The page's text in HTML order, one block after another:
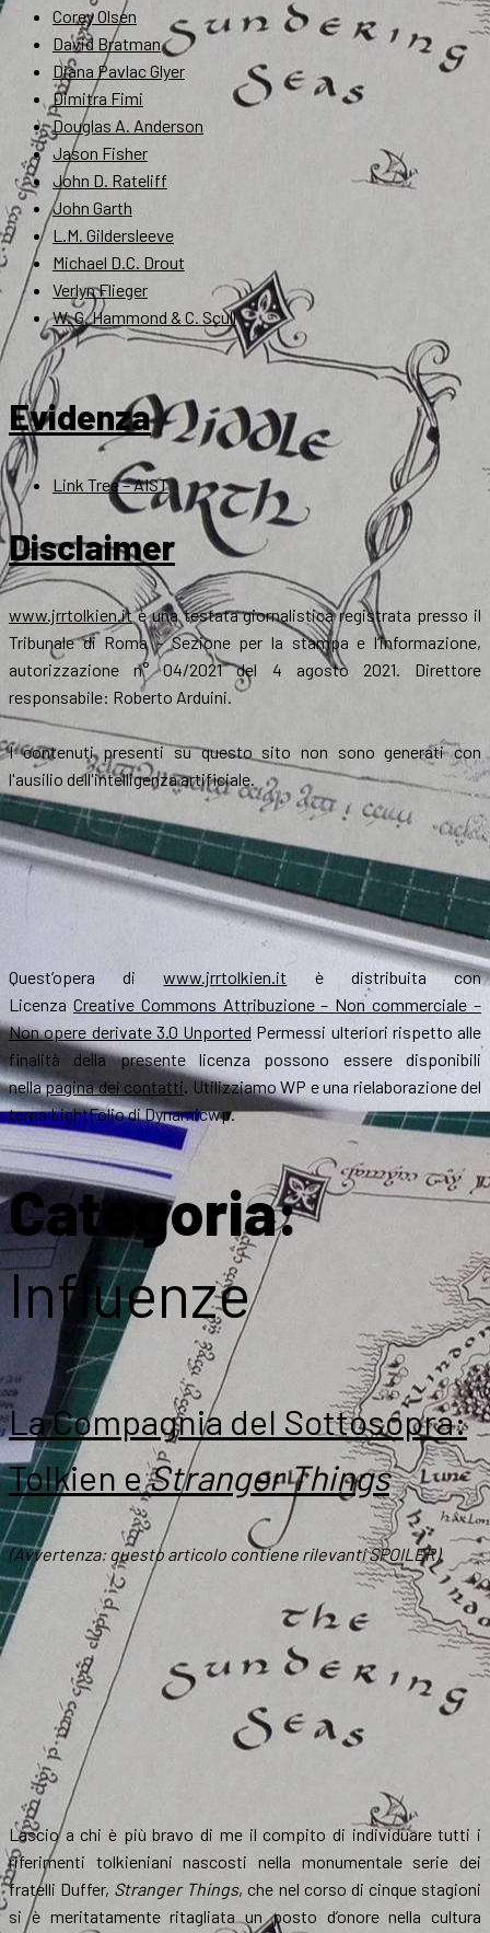
Corey Olsen
David Bratman
Diana Pavlac Glyer
Dimitra Fimi
Douglas A. Anderson
Jason Fisher
John D. Rateliff
John Garth
L.M. Gildersleeve
Michael D.C. Drout
Verlyn Flieger
W. G. Hammond & C. Scull
Evidenza
Link Tree – AIST
Disclaimer
www.jrrtolkien.itè una testata giornalistica registrata presso il
Tribunale di Roma - Sezione per la stampa e l’informazione,
autorizzazione n° 04/2021 del 4 agosto 2021. Direttore
responsabile: Roberto Arduini.
I contenuti presenti su questo sito non sono generati con
l'ausilio dell'intelligenza artificiale.
Quest’opera diwww.jrrtolkien.it è distribuita con
Licenza Creative Commons Attribuzione – Non commerciale –
Non opere derivate 3.0 Unported Permessi ulteriori rispetto alle
finalità della presente licenza possono essere disponibili
nellapagina dei contatti. Utilizziamo WP e una rielaborazione del
tema LightFolio di Dynamicwp.
Categoria:
Influenze
La Compagnia del Sottosopra:
Tolkien eStranger Things
(Avvertenza: questo articolo contiene rilevanti SPOILER)
Lascio a chi è più bravo di me il compito di individuare tutti i
riferimenti tolkieniani nascosti nella monumentale serie dei
fratelli Duffer, Stranger Things, che nel corso di cinque stagioni
si è meritatamente ritagliata un posto d’onore nella cultura